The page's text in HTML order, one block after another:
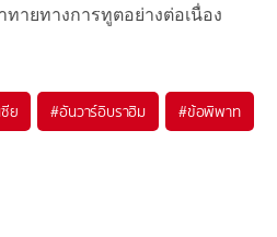
ายทางการทูตอย่างต่อเนื่อง
ซีย #อันวาร์อิบราฮิม #ข้อพิพาท